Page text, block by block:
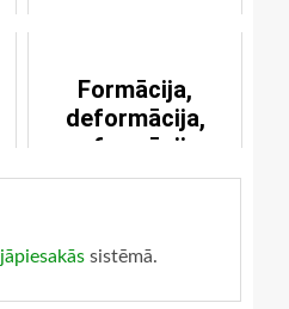
Formācija,
deformācija,
reformācija
jāpiesakās sistēmā.